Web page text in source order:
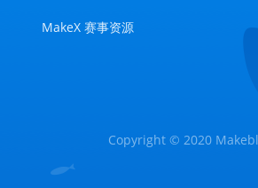
MakeX 赛事资源
Copyright © 2020